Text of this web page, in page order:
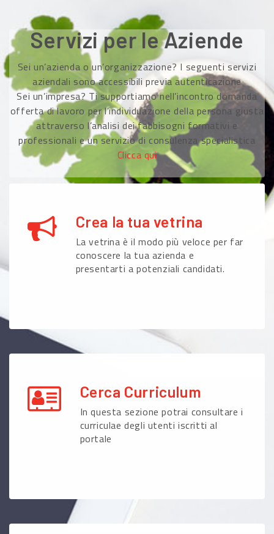
Servizi per le Aziende
Sei un’azienda o un’organizzazione? I seguenti servizi
aziendali sono accessibili previa autenticazione
Sei un’impresa? Ti supportiamo nell’incontro domanda
offerta di lavoro per l’individuazione della persona giusta
attraverso l’analisi dei fabbisogni formativi e
professionali e un servizio di consulenza specialistica
Clicca qui
Crea la tua vetrina
La vetrina è il modo più veloce per far
conoscere la tua azienda e
presentarti a potenziali candidati.
Cerca Curriculum
In questa sezione potrai consultare i
curriculae degli utenti iscritti al
portale